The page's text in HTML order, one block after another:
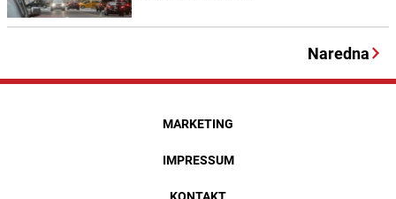
Naredna
MARKETING
IMPRESSUM